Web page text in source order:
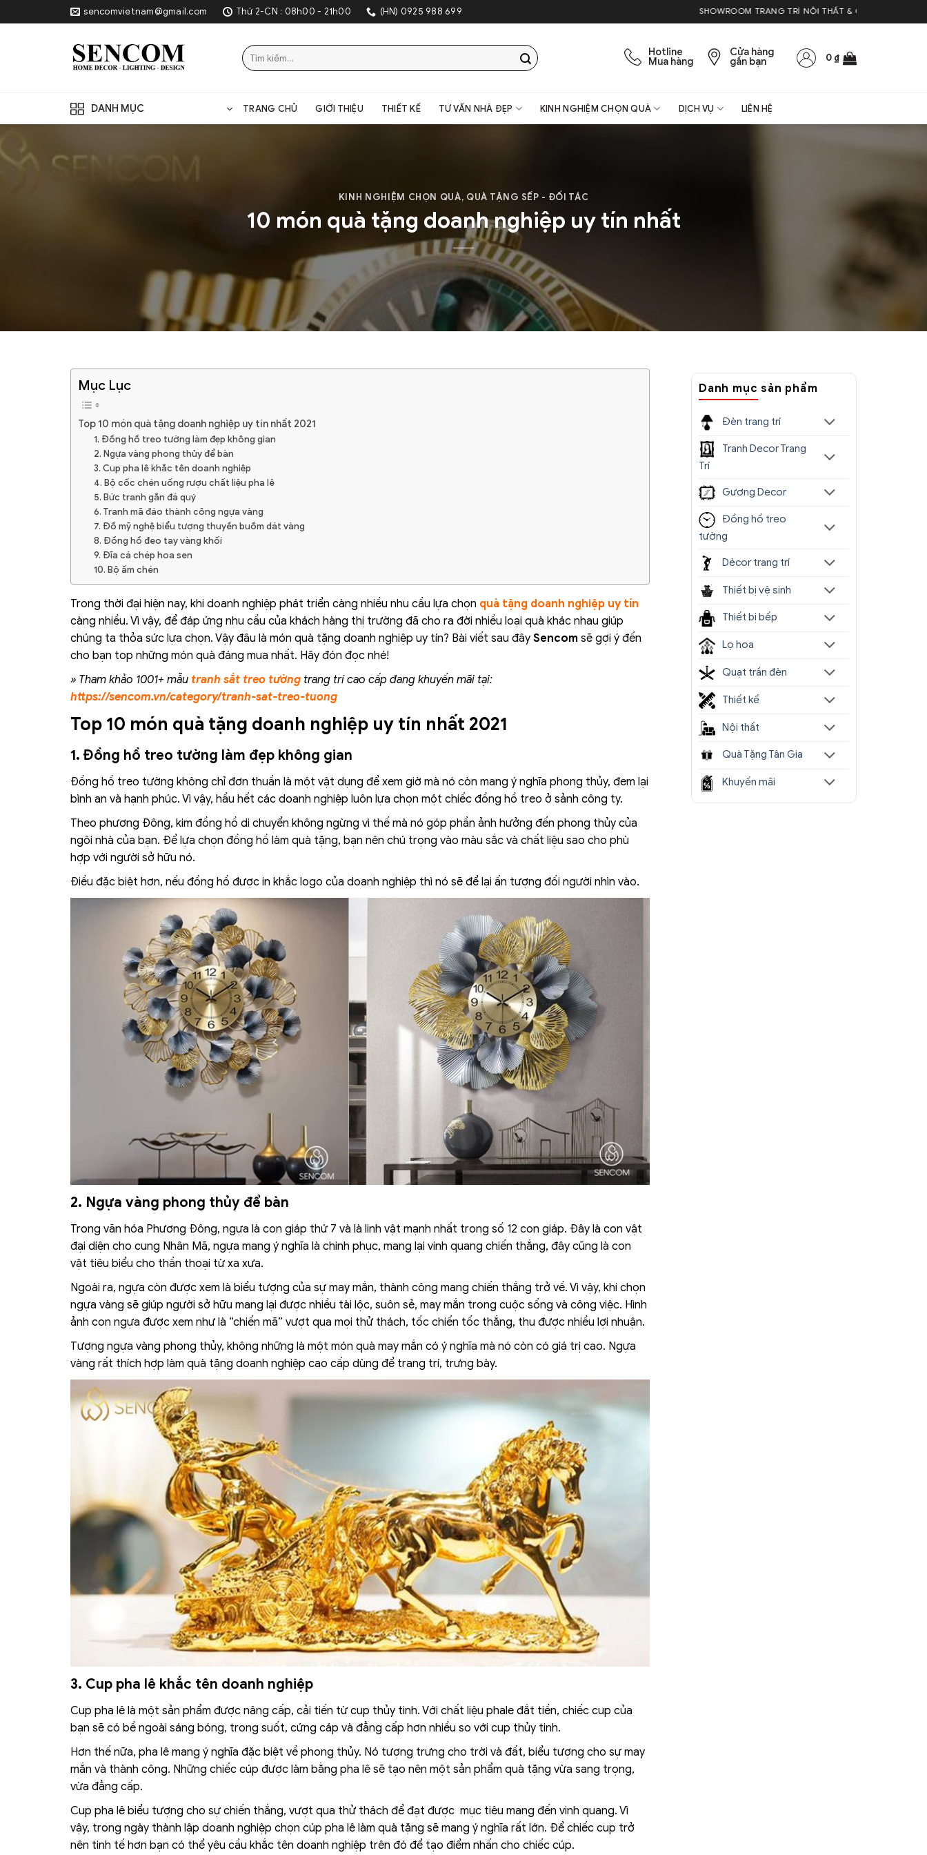
to
sencomvietnam@gmail.com Thứ 2-CN : 08h00 - 21h00 (HN) 0925 988 699 SHOWROOM TRANG TRÍ NỘI THẤT & QUÀ TẶNG
Tìm
kiếm:
Hotline
Mua hàng
Cửa hàng
gần bạn 0 ₫
DANH MỤC TRANG CHỦ GIỚI THIỆU THIẾT KẾ TƯ VẤN NHÀ ĐẸP KINH NGHIỆM CHỌN QUÀ DỊCH VỤ LIÊN HỆ
KINH NGHIỆM CHỌN QUÀ, QUÀ TẶNG SẾP - ĐỐI TÁC
10 món quà tặng doanh nghiệp uy tín nhất
Mục Lục
Top 10 món quà tặng doanh nghiệp uy tín nhất 2021
1. Đồng hồ treo tường làm đẹp không gian
2. Ngựa vàng phong thủy để bàn
3. Cup pha lê khắc tên doanh nghiệp
4. Bộ cốc chén uống rượu chất liệu pha lê
5. Bức tranh gắn đá quý
6. Tranh mã đáo thành công ngựa vàng
7. Đồ mỹ nghệ biểu tượng thuyền buồm dát vàng
8. Đồng hồ đeo tay vàng khối
9. Đĩa cá chép hoa sen
10. Bộ ấm chén
Trong thời đại hiện nay, khi doanh nghiệp phát triển càng nhiều nhu cầu lựa chọn quà tặng doanh nghiệp uy tín
càng nhiều. Vì vậy, để đáp ứng nhu cầu của khách hàng thị trường đã cho ra đời nhiều loại quà khác nhau giúp
chúng ta thỏa sức lựa chọn. Vậy đâu là món quà tặng doanh nghiệp uy tín? Bài viết sau đây Sencom sẽ gợi ý đến
cho bạn top những món quà đáng mua nhất. Hãy đón đọc nhé!
» Tham khảo 1001+ mẫu tranh sắt treo tường trang trí cao cấp đang khuyến mãi tại:
https://sencom.vn/category/tranh-sat-treo-tuong
Top 10 món quà tặng doanh nghiệp uy tín nhất 2021
1. Đồng hồ treo tường làm đẹp không gian
Đồng hồ treo tường không chỉ đơn thuần là một vật dụng để xem giờ mà nó còn mang ý nghĩa phong thủy, đem lại
bình an và hạnh phúc. Vì vậy, hầu hết các doanh nghiệp luôn lựa chọn một chiếc đồng hồ treo ở sảnh công ty.
Theo phương Đông, kim đồng hồ di chuyển không ngừng vì thế mà nó góp phần ảnh hưởng đến phong thủy của
ngôi nhà của bạn. Để lựa chọn đồng hồ làm quà tặng, bạn nên chú trọng vào màu sắc và chất liệu sao cho phù
hợp với người sở hữu nó.
Điều đặc biệt hơn, nếu đồng hồ được in khắc logo của doanh nghiệp thì nó sẽ để lại ấn tượng đối người nhìn vào.
2. Ngựa vàng phong thủy để bàn
Trong văn hóa Phương Đông, ngựa là con giáp thứ 7 và là linh vật mạnh nhất trong số 12 con giáp. Đây là con vật
đại diện cho cung Nhân Mã, ngựa mang ý nghĩa là chinh phục, mang lại vinh quang chiến thắng, đây cũng là con
vật tiêu biểu cho thần thoại từ xa xưa.
Ngoài ra, ngựa còn được xem là biểu tượng của sự may mắn, thành công mang chiến thắng trở về. Vì vậy, khi chọn
ngựa vàng sẽ giúp người sở hữu mang lại được nhiều tài lộc, suôn sẻ, may mắn trong cuộc sống và công việc. Hình
ảnh con ngựa được xem như là “chiến mã” vượt qua mọi thử thách, tốc chiến tốc thắng, thu được nhiều lợi nhuận.
Tượng ngựa vàng phong thủy, không những là một món quà may mắn có ý nghĩa mà nó còn có giá trị cao. Ngựa
vàng rất thích hợp làm quà tặng doanh nghiệp cao cấp dùng để trang trí, trưng bày.
3. Cup pha lê khắc tên doanh nghiệp
Cup pha lê là một sản phẩm được nâng cấp, cải tiến từ cup thủy tinh. Với chất liệu phale đắt tiền, chiếc cup của
bạn sẽ có bề ngoài sáng bóng, trong suốt, cứng cáp và đẳng cấp hơn nhiều so với cup thủy tinh.
Hơn thế nữa, pha lê mang ý nghĩa đặc biệt về phong thủy. Nó tượng trưng cho trời và đất, biểu tượng cho sự may
mắn và thành công. Những chiếc cúp được làm bằng pha lê sẽ tạo nên một sản phẩm quà tặng vừa sang trọng,
vừa đẳng cấp.
Cup pha lê biểu tượng cho sự chiến thắng, vượt qua thử thách để đạt được mục tiêu mang đến vinh quang. Vì
vậy, trong ngày thành lập doanh nghiệp chọn cúp pha lê làm quà tặng sẽ mang ý nghĩa rất lớn. Để chiếc cup trở
nên tinh tế hơn bạn có thể yêu cầu khắc tên doanh nghiệp trên đó để tạo điểm nhấn cho chiếc cúp.
Danh mục sản phẩm
Đèn trang trí
Tranh Decor Trang
Trí
Gương Decor
Đồng hồ treo
tường
Décor trang trí
Thiết bị vệ sinh
Thiết bị bếp
Lọ hoa
Quạt trần đèn
Thiết kế
Nội thất
Quà Tặng Tân Gia
Khuyến mãi